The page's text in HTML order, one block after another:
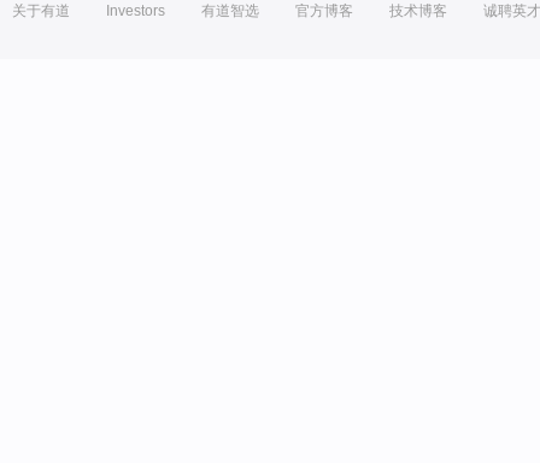
关于有道 Investors 有道智选 官方博客 技术博客 诚聘英才